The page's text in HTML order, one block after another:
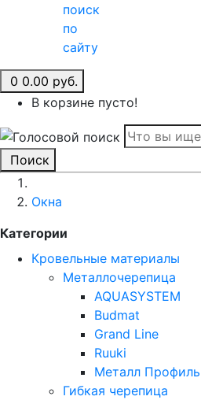
поиск
по
сайту
0 0.00 руб.
В корзине пусто!
Поиск
Окна
Категории
Кровельные материалы
Металлочерепица
AQUASYSTEM
Budmat
Grand Line
Ruuki
Металл Профиль
Гибкая черепица